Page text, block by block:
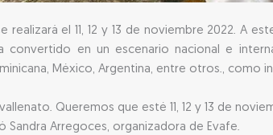
realizará el 11, 12 y 13 de noviembre 2022. A
convertido en un escenario nacional e
México, Argentina, entre otros., como
Queremos que esté 11, 12 y 13 de
Arregoces, organizadora de Evafe.